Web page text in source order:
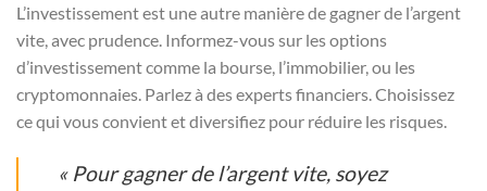
L’investissement est une autre manière de gagner de l’argent
vite, avec prudence. Informez-vous sur les options
d’investissement comme la bourse, l’immobilier, ou les
cryptomonnaies. Parlez à des experts financiers. Choisissez
ce qui vous convient et diversifiez pour réduire les risques.
« Pour gagner de l’argent vite, soyez